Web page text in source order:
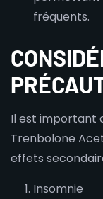
fréquents.
Il est important
Trenbolone
effets
Insomnie